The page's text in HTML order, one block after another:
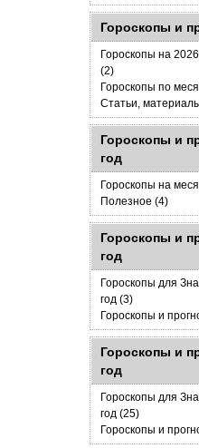
Гороскопы и
Гороскопы на
(2)
Гороскопы по
Статьи,
Гороскопы и
год
Гороскопы на
Полезное (4)
Гороскопы и
год
Гороскопы для
год (3)
Гороскопы и
Гороскопы и
год
Гороскопы для
год (25)
Гороскопы и